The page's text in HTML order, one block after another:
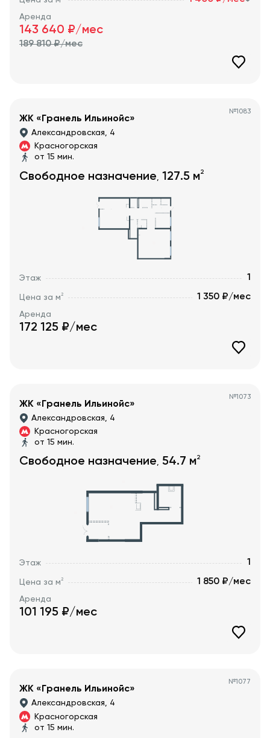
Аренда
143 640 ₽/мес
189 810₽/мес
№1083
ЖК «Гранель Ильинойс»
Александровская, 4
Красногорская
от 15 мин.
Свободное назначение 127.5 м2
Этаж 1
Цена за м2 1 350 ₽/мес
Аренда
172 125 ₽/мес
№1073
ЖК «Гранель Ильинойс»
Александровская, 4
Красногорская
от 15 мин.
Свободное назначение, 54.7 м2
Этаж 1
Цена за м2 1 850 ₽/мес
Аренда
101 195 ₽/мес
№1077
ЖК «Гранель Ильинойс»
Александровская, 4
Красногорская
от 15 мин.